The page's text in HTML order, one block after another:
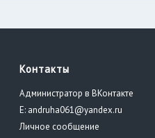
Контакты
Администратор в ВКонтакте
E: andruha061@yandex.ru
Личное сообщение